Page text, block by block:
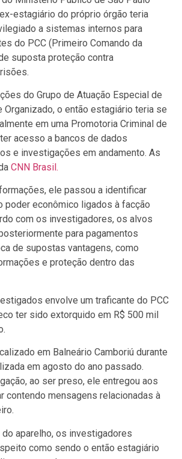
estagiário do próprio órgão teria
a sistemas internos para
do PCC (Primeiro Comando da
suposta proteção contra
do Grupo de Atuação Especial de
Organizado, o então estagiário teria se
em uma Promotoria Criminal de
acesso a bancos de dados
e investigações em andamento. As
CNN Brasil.
ele passou a identificar
poder econômico ligados à facção
com os investigadores, os alvos
para pagamentos
de supostas vantagens, como
e proteção dentro das
envolve um traficante do PCC
ter sido extorquido em R$ 500 mil
em Balneário Camboriú durante
em agosto do ano passado.
ao ser preso, ele entregou aos
contendo mensagens relacionadas à
aparelho, os investigadores
como sendo o então estagiário